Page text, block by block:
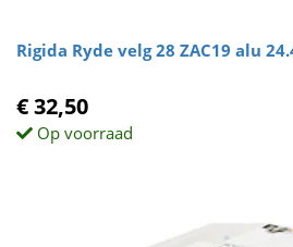
Rigida Ryde velg 28 ZAC19 alu
€ 32,50
Op voorraad